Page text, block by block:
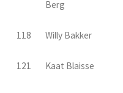
Berg
118 Willy Bakker
121 Kaat Blaisse